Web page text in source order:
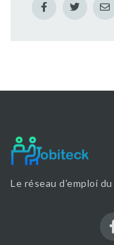
Le réseau d’emploi